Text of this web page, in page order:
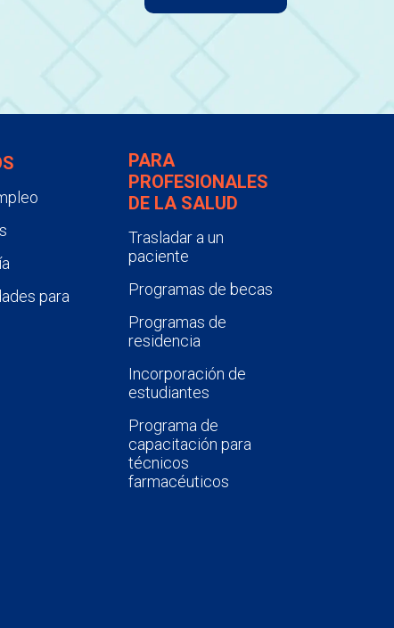
para
PARA
PROFESIONALES
DE LA SALUD
Trasladar a un
paciente
Programas de becas
Programas de
residencia
Incorporación de
estudiantes
Programa de
capacitación para
técnicos
farmacéuticos